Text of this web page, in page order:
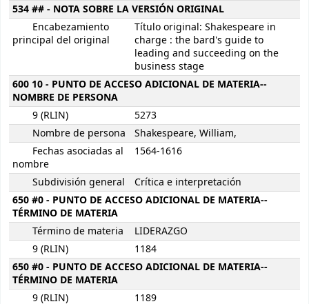
534 ## - NOTA SOBRE LA VERSIÓN ORIGINAL
Encabezamiento
principal del original
Título original: Shakespeare in
charge : the bard's guide to
leading and succeeding on the
business stage
600 10 - PUNTO DE ACCESO ADICIONAL DE MATERIA--
NOMBRE DE PERSONA
9 (RLIN)
5273
Nombre de persona
Shakespeare, William,
Fechas asociadas al
nombre
1564-1616
Subdivisión general
Crítica e interpretación
650 #0 - PUNTO DE ACCESO ADICIONAL DE MATERIA--
TÉRMINO DE MATERIA
Término de materia
LIDERAZGO
9 (RLIN)
1184
650 #0 - PUNTO DE ACCESO ADICIONAL DE MATERIA--
TÉRMINO DE MATERIA
9 (RLIN)
1189